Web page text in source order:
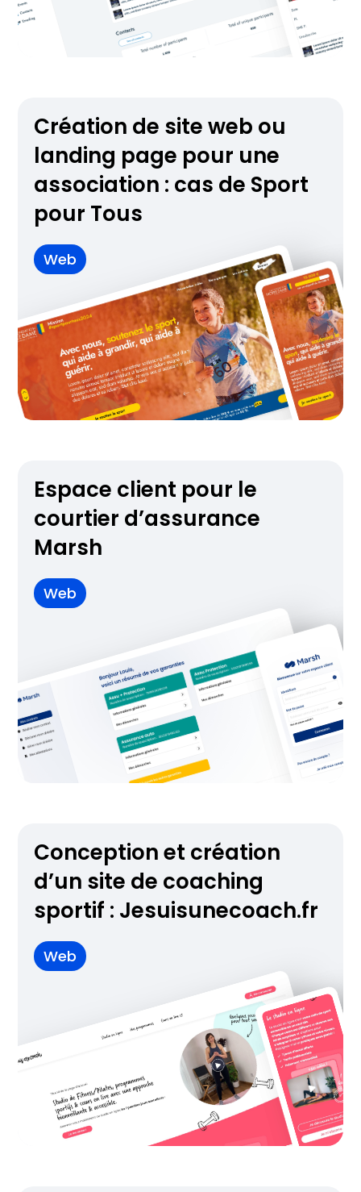
Création de site web ou
landing page pour une
association : cas de Sport
pour Tous
Web
Espace client pour le
courtier d’assurance
Marsh
Web
Conception et création
d’un site de coaching
sportif : Jesuisunecoach.fr
Web